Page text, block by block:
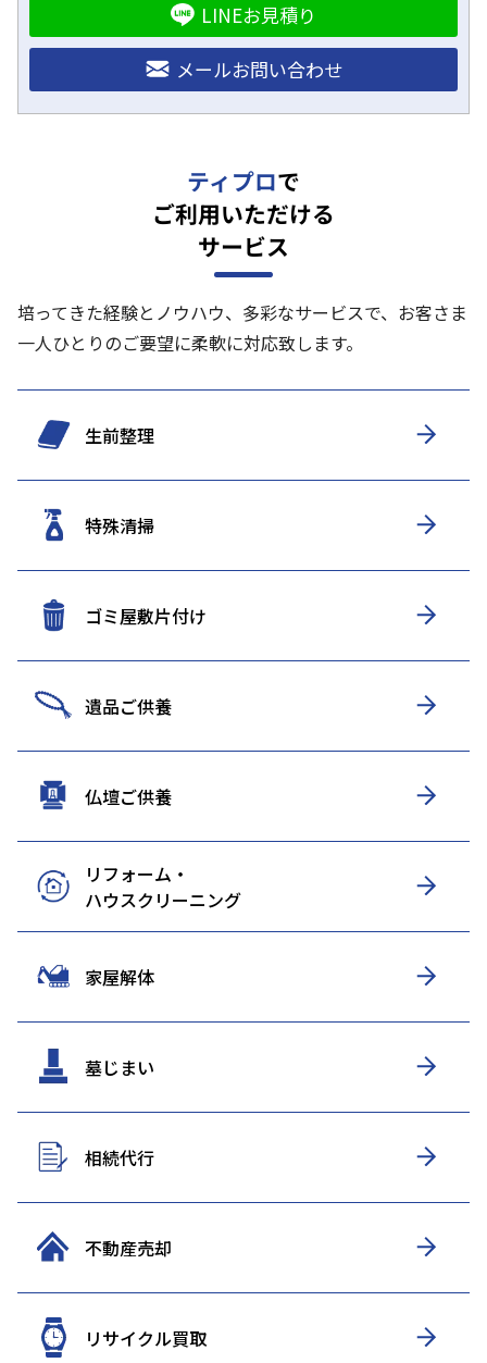
LINEお見積り
メールお問い合わせ
ティプロで
ご利用いただける
サービス
培ってきた経験とノウハウ、多彩なサービスで、お客さま
一人ひとりのご要望に柔軟に対応致します。
生前整理
特殊清掃
ゴミ屋敷片付け
遺品ご供養
仏壇ご供養
リフォーム・
ハウスクリーニング
家屋解体
墓じまい
相続代行
不動産売却
リサイクル買取